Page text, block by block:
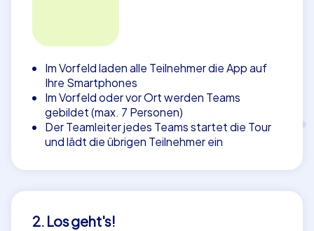
Im Vorfeld laden alle Teilnehmer die App auf
Ihre Smartphones
Im Vorfeld oder vor Ort werden Teams
gebildet (max. 7 Personen)
Der Teamleiter jedes Teams startet die Tour
und lädt die übrigen Teilnehmer ein
2. Los geht's!